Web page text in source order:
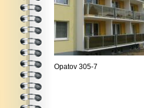
Opatov 305-7